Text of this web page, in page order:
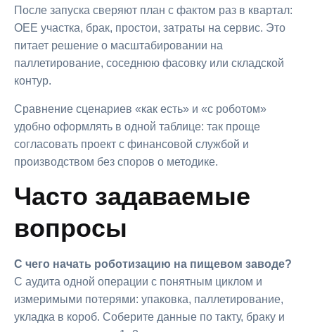
После запуска сверяют план с фактом раз в квартал:
OEE участка, брак, простои, затраты на сервис. Это
питает решение о масштабировании на
паллетирование, соседнюю фасовку или складской
контур.
Сравнение сценариев «как есть» и «с роботом»
удобно оформлять в одной таблице: так проще
согласовать проект с финансовой службой и
производством без споров о методике.
Часто задаваемые
вопросы
С чего начать роботизацию на пищевом заводе?
С аудита одной операции с понятным циклом и
измеримыми потерями: упаковка, паллетирование,
укладка в короб. Соберите данные по такту, браку и